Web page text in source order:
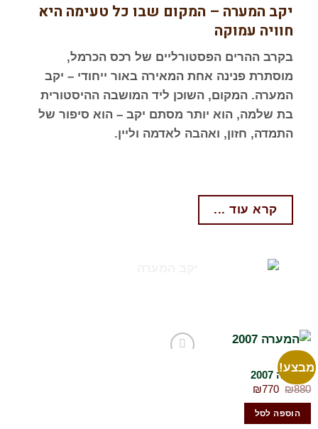
יקב המערה – המקום שבו כל טעימה היא
חוויה עמוקה
בקרב ההרים הפסטורליים של רכס הכרמל,
מוסתרת פנינה אחת המאירה באור ייחודי – יקב
המערה. המקום, השוכן ליד המושבה ההיסטורית
בת שלמה, הוא יותר מסתם יקב – הוא סיפור של
התמדה, חזון, ואהבה לאדמה וליין.
קרא עוד ...
מבצע!
המערה
המערה 2007
₪880
המחיר
היה:
₪880.
₪770
המחיר
הוא:
₪770.הוספה לסל